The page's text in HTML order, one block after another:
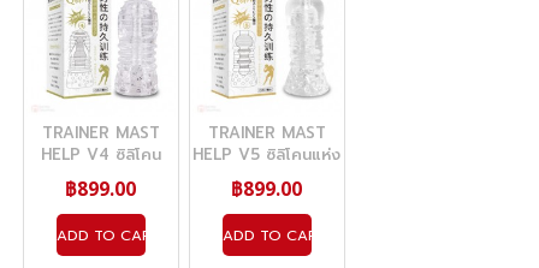
TRAINER MAST
HELP V4 ซิลิโคน
แห่งความสุขแบบใส
นุ่ม
฿899.00
ADD TO CART
TRAINER MAST
HELP V5 ซิลิโคนแห่ง
ความสุขแบบใส นุ่ม
฿899.00
ADD TO CART